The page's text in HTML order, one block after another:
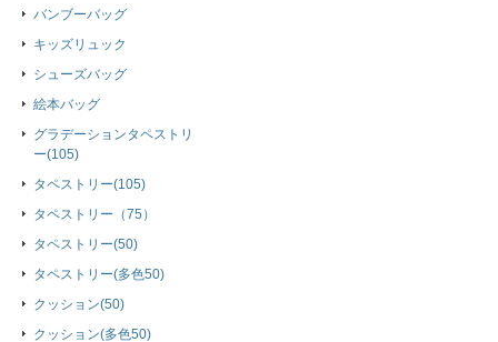
バンブーバッグ
キッズリュック
シューズバッグ
絵本バッグ
グラデーションタペストリ
ー(105)
タペストリー(105)
タペストリー（75）
タペストリー(50)
タペストリー(多色50)
クッション(50)
クッション(多色50)